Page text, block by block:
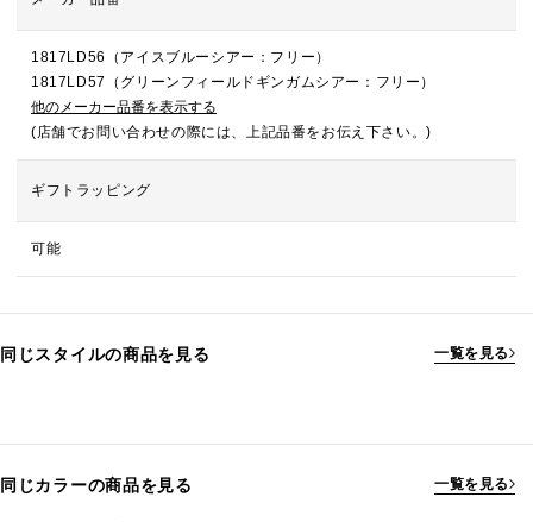
1817LD56（アイスブルーシアー：フリー）
1817LD57（グリーンフィールドギンガムシアー：フリー）
他のメーカー品番を表示する
(店舗でお問い合わせの際には、上記品番をお伝え下さい。)
ギフトラッピング
可能
同じスタイルの商品を見る 一覧を見る
同じカラーの商品を見る 一覧を見る